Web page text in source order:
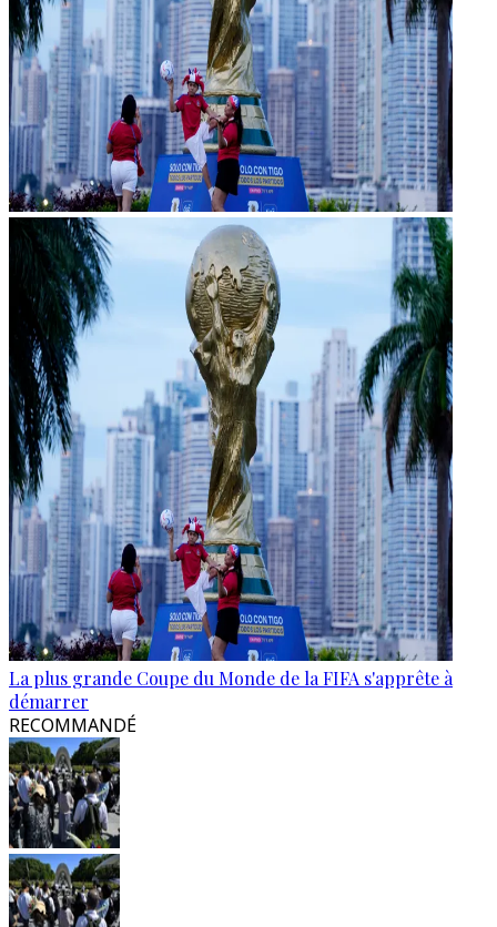
La plus grande Coupe du Monde de la FIFA s'apprête à
démarrer
RECOMMANDÉ